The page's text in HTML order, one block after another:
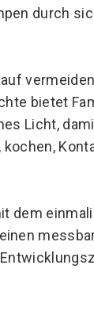
durch
bietet
Licht,
kochen,
dem